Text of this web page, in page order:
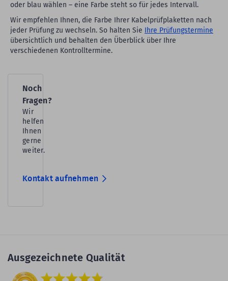
oder blau wählen – eine Farbe steht so für jedes Intervall.
Wir empfehlen Ihnen, die Farbe Ihrer Kabelprüfplaketten nach
jeder Prüfung zu wechseln. So halten Sie Ihre Prüfungstermine
übersichtlich und behalten den Überblick über Ihre
verschiedenen Kontrolltermine.
Noch
Fragen?
Wir
helfen
Ihnen
gerne
weiter.
Kontakt aufnehmen
Ausgezeichnete Qualität